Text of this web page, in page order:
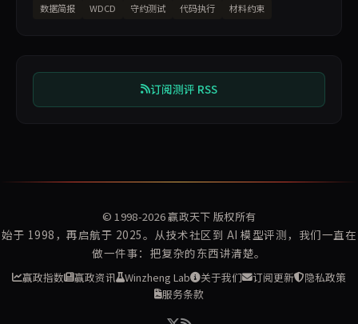
数据简报
WDCD 守约测试 代码执行 材料约束
订阅测评 RSS
© 1998-2026赢政天下 版权所有
始于 1998，再启航于 2025。从技术社区到 AI 模型评测，我们一直在
做一件事：把复杂的东西讲清楚。
赢政指数 赢政资讯 Winzheng Lab 关于我们 订阅更新
隐私政策
服务条款